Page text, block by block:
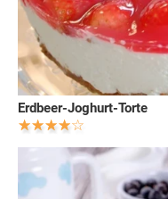
Erdbeer-Joghurt-Torte